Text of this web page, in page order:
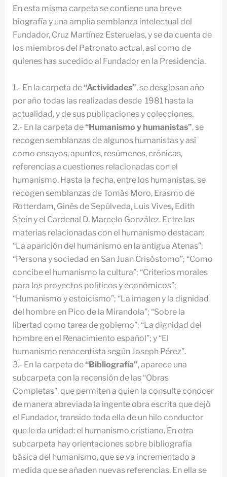
En esta misma carpeta se contiene una breve
biografía y una amplia semblanza intelectual del
Fundador, Cruz Martínez Esteruelas, y se da cuenta de
los miembros del Patronato actual, así como de
quienes has sucedido al Fundador en la Presidencia.
1.- En la carpeta de“Actividades”, se desglosan año
por año todas las realizadas desde 1981 hasta la
actualidad, y de sus publicaciones y colecciones.
2.- En la carpeta de“Humanismo y humanistas”, se
recogen semblanzas de algunos humanistas y así
como ensayos, apuntes, resúmenes, crónicas,
referencias a cuestiones relacionadas con el
humanismo. Hasta la fecha, entre los humanistas, se
recogen semblanzas de Tomás Moro, Erasmo de
Rotterdam, Ginés de Sepúlveda, Luis Vives, Edith
Stein y el Cardenal D. Marcelo González. Entre las
materias relacionadas con el humanismo destacan:
“La aparición del humanismo en la antigua Atenas”;
“Persona y sociedad en San Juan Crisóstomo”; “Como
concibe el humanismo la cultura”; “Criterios morales
para los proyectos políticos y económicos”;
“Humanismo y estoicismo”; “La imagen y la dignidad
del hombre en Pico de la Mirandola”; “Sobre la
libertad como tarea de gobierno”; “La dignidad del
hombre en el Renacimiento español”; y “El
humanismo renacentista según Joseph Pérez”.
3.- En la carpeta de“Bibliografía”, aparece una
subcarpeta con la recensión de las “Obras
Completas”, que permiten a quien la consulte conocer
de manera abreviada la ingente obra escrita que dejó
el Fundador, transido toda ella de un hilo conductor
que le da unidad: el humanismo cristiano. En otra
subcarpeta hay orientaciones sobre bibliografía
básica del humanismo, que se va incrementado a
medida que se añaden nuevas referencias. En ella se